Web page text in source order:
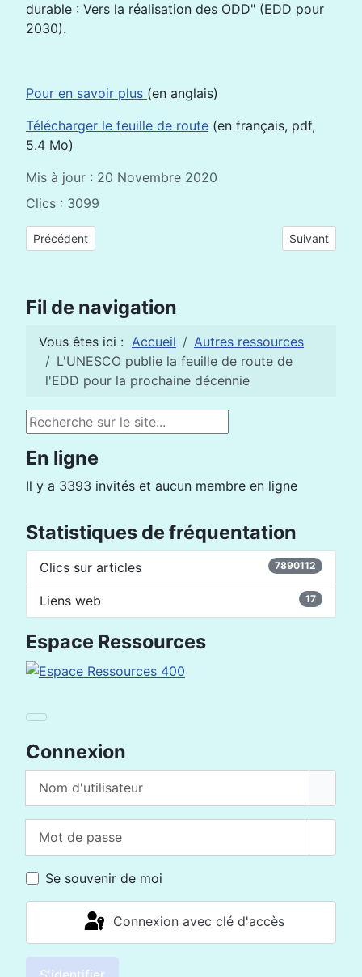
Espace Ressources
Connexion
Se souvenir de moi
Connexion avec clé d'accès
durable : Vers la réalisation des ODD" (EDD pour
2030).
Pour en savoir plus (en anglais)
Télécharger le feuille de route (en français, pdf,
5.4 Mo)
Mis à jour : 20 Novembre 2020
Clics : 3099
Article précédent : Inclure le coaching des enseignants dans
Précédent Article
Suivant
Fil de navigation
Vous êtes ici : Accueil
Autres ressources
L'UNESCO publie la feuille de route de
l'EDD pour la prochaine décennie
Rechercher
En ligne
Il y a 3393 invités et aucun membre en ligne
Statistiques de fréquentation
Clics sur articles 7890112
Liens web 17